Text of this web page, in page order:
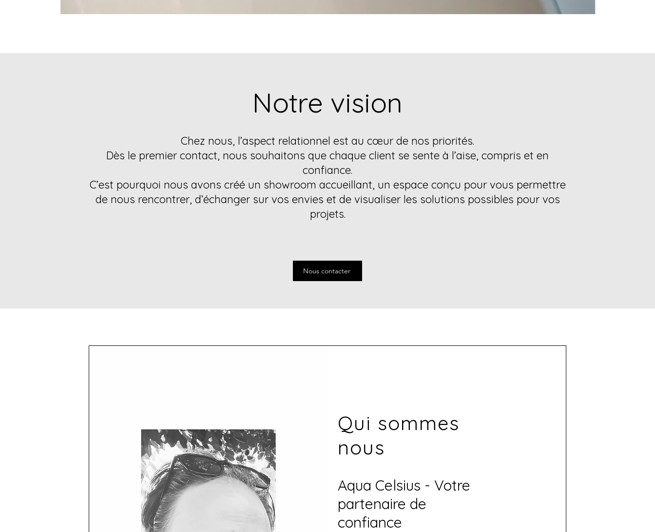
Notre vision
Chez nous, l’aspect relationnel est au cœur de nos priorités.
Dès le premier contact, nous souhaitons que chaque client se sente à l’aise, compris et en
confiance.
C’est pourquoi nous avons créé un showroom accueillant, un espace conçu pour vous permettre
de nous rencontrer, d’échanger sur vos envies et de visualiser les solutions possibles pour vos
projets.
Nous contacter
Qui sommes
nous
Aqua Celsius - Votre
partenaire de
confiance